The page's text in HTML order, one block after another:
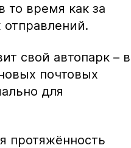
то время как за
отправлений.
свой автопарк – в
почтовых
для
протяжённость